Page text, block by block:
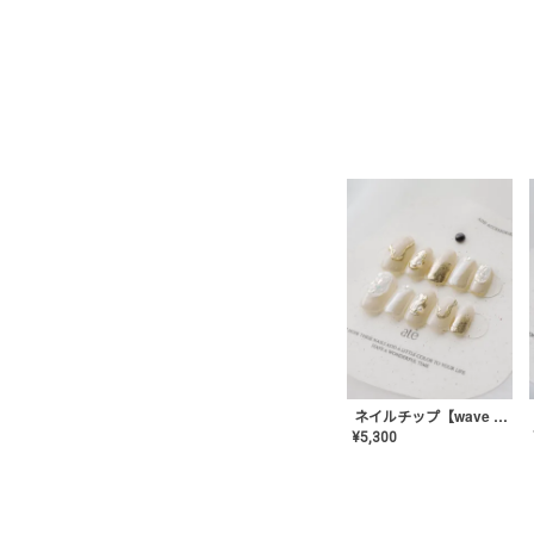
ネイルチップ【wave mirror】AE-CONA-04
¥5,300